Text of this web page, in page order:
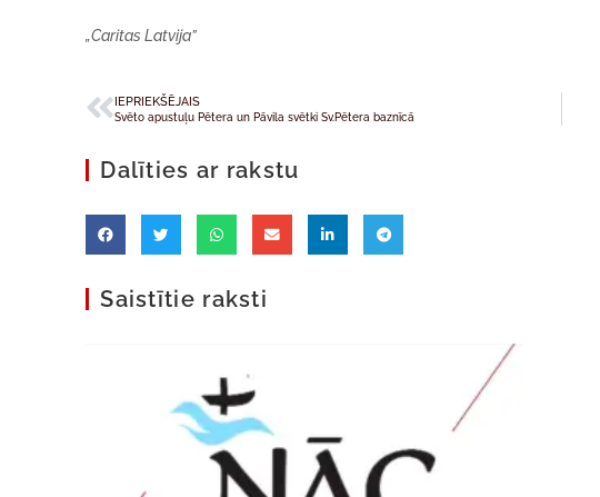
„Caritas Latvija”
IEPRIEKŠĒJAIS
Svēto apustuļu Pētera un Pāvila svētki Sv.Pētera baznīcā
Dalīties ar rakstu
Saistītie raksti